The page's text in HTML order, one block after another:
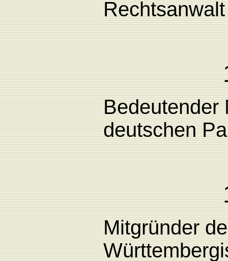
Bedeutender
deutschen
Mitgründer